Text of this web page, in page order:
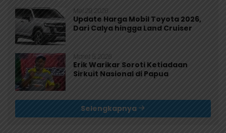
Mei 29, 2026
Update Harga Mobil Toyota 2026,
Dari Calya hingga Land Cruiser
Maret 5, 2026
Erik Warikar Soroti Ketiadaan
Sirkuit Nasional di Papua
Selengkapnya